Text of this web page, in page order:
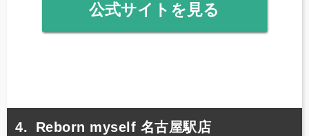
公式サイトを見る
Reborn myself 名古屋駅店